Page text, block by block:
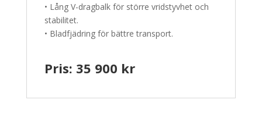
• Lång V-dragbalk för större vridstyvhet och
stabilitet.
• Bladfjädring för bättre transport.
Pris: 35 900 kr